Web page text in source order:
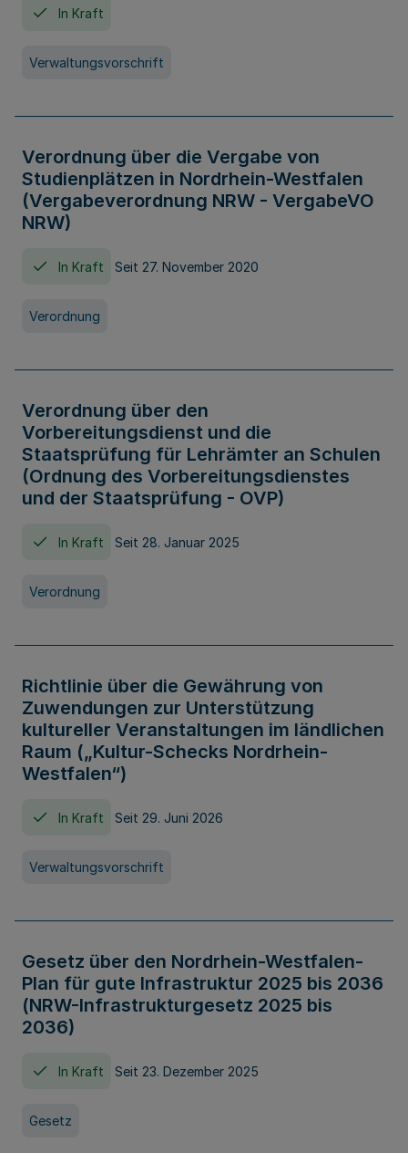
In Kraft
Verwaltungsvorschrift
Verordnung über die Vergabe von
Studienplätzen in Nordrhein-Westfalen
(Vergabeverordnung NRW - VergabeVO
NRW)
In Kraft Seit 27. November 2020
Verordnung
Verordnung über den
Vorbereitungsdienst und die
Staatsprüfung für Lehrämter an Schulen
(Ordnung des Vorbereitungsdienstes
und der Staatsprüfung - OVP)
In Kraft Seit 28. Januar 2025
Verordnung
Richtlinie über die Gewährung von
Zuwendungen zur Unterstützung
kultureller Veranstaltungen im ländlichen
Raum („Kultur-Schecks Nordrhein-
Westfalen“)
In Kraft Seit 29. Juni 2026
Verwaltungsvorschrift
Gesetz über den Nordrhein-Westfalen-
Plan für gute Infrastruktur 2025 bis 2036
(NRW-Infrastrukturgesetz 2025 bis
2036)
In Kraft Seit 23. Dezember 2025
Gesetz